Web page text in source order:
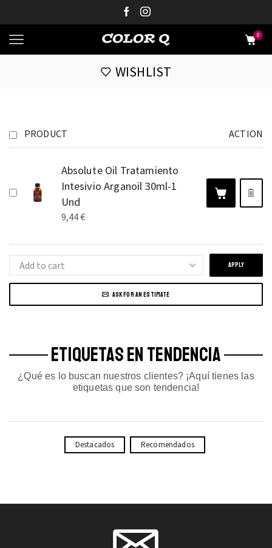
0
WISHLIST
PRODUCT ACTION
Absolute Oil Tratamiento
Intesivio Arganoil 30ml-1
Und
9,44€
APPLY
ASK FOR AN ESTIMATE
ETIQUETAS EN TENDENCIA
¿Qué es lo buscan nuestros clientes? ¡Aquí tienes las
etiquetas que son tendencia!
Destacados Recomendados